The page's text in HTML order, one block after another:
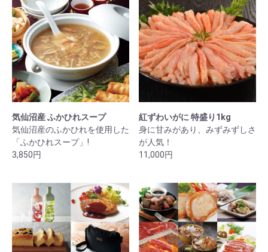
気仙沼産 ふかひれスープ
気仙沼産のふかひれを使用した
「ふかひれスープ」!
3,850円
紅ずわいがに 特盛り1kg
身に甘みがあり、みずみずしさ
が人気！
11,000円